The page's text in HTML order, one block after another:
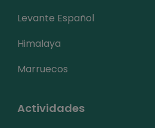
Levante Español
Himalaya
Marruecos
Actividades